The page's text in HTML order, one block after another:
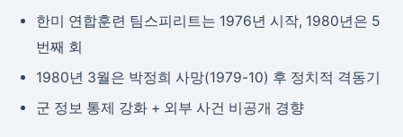
한미 연합훈련 팀스피리트는 1976년 시작, 1980년은 5
번째 회
1980년 3월은 박정희 사망(1979-10) 후 정치적 격동기
군 정보 통제 강화 + 외부 사건 비공개 경향